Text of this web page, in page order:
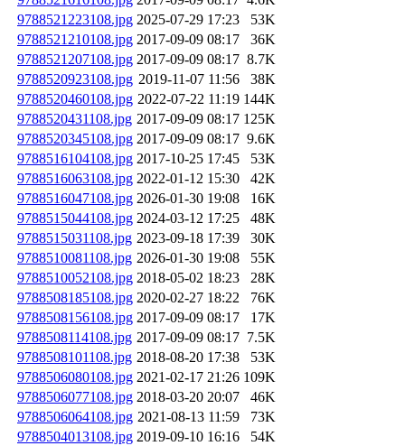
9788521223108.jpg 2025-07-29 17:23
53K
9788521210108.jpg 2017-09-09 08:17
36K
9788521207108.jpg 2017-09-09 08:17 8.7K
9788520923108.jpg 2019-11-07 11:56
38K
9788520460108.jpg 2022-07-22 11:19 144K
9788520431108.jpg 2017-09-09 08:17 125K
9788520345108.jpg 2017-09-09 08:17 9.6K
9788516104108.jpg 2017-10-25 17:45
53K
9788516063108.jpg 2022-01-12 15:30
42K
9788516047108.jpg 2026-01-30 19:08
16K
9788515044108.jpg 2024-03-12 17:25
48K
9788515031108.jpg 2023-09-18 17:39
30K
9788510081108.jpg 2026-01-30 19:08
55K
9788510052108.jpg 2018-05-02 18:23
28K
9788508185108.jpg 2020-02-27 18:22
76K
9788508156108.jpg 2017-09-09 08:17
17K
9788508114108.jpg 2017-09-09 08:17 7.5K
9788508101108.jpg 2018-08-20 17:38
53K
9788506080108.jpg 2021-02-17 21:26 109K
9788506077108.jpg 2018-03-20 20:07
46K
9788506064108.jpg 2021-08-13 11:59
73K
9788504013108.jpg 2019-09-10 16:16
54K